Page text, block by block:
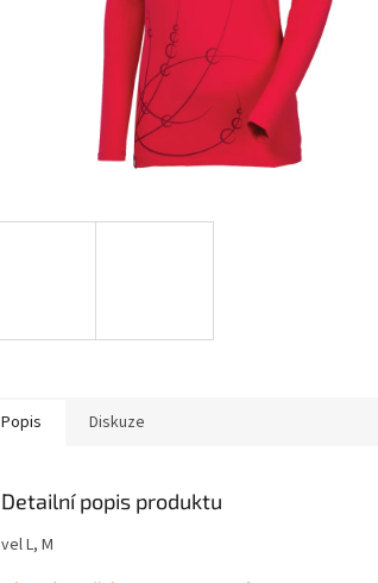
Popis Diskuze
Detailní popis produktu
vel L, M